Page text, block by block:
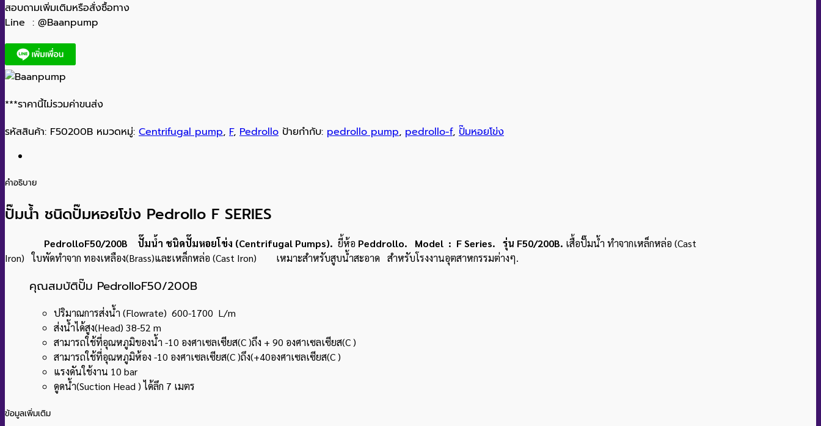
สอบถามเพิ่มเติมหรือสั่งซื้อทาง
Line : @Baanpump
***ราคานี้ไม่รวมค่าขนส่ง
รหัสสินค้า: F50200B หมวดหมู่: Centrifugal pump, F, Pedrollo ป้ายกำกับ: pedrollo pump, pedrollo-f, ปั๊มหอยโข่ง
คำอธิบาย
ปั๊มน้ำ ชนิดปั๊มหอยโข่ง Pedrollo F SERIES
PedrolloF50/200B ปั๊มน้ำ ชนิดปั๊มหอยโข่ง (Centrifugal Pumps). ยี้ห้อ Peddrollo. Model : F Series. รุ่น F50/200B. เสื้อปั๊มน้ำ ทำจากเหล็กหล่อ (Cast
Iron) ใบพัดทำจาก ทองเหลือง(Brass)และเหล็กหล่อ (Cast Iron) เหมาะสำหรับสูบน้ำสะอาด สำหรับโรงงานอุตสาหกรรมต่างๆ.
คุณสมบัติปั๊ม PedrolloF50/200B
ปริมาณการส่งน้ำ (Flowrate) 600-1700 L/m
ส่งน้ำได้สูง(Head) 38-52 m
สามารถใช้ที่อุณหภูมิของน้ำ -10 องศาเซลเซียส(C )ถึง + 90 องศาเซลเซียส(C )
สามารถใช้ที่อุณหภูมิห้อง -10 องศาเซลเซียส(C )ถึง(+40องศาเซลเซียส(C )
แรงดันใช้งาน 10 bar
ดูดน้ำ(Suction Head ) ได้ลึก 7 เมตร
ข้อมูลเพิ่มเติม